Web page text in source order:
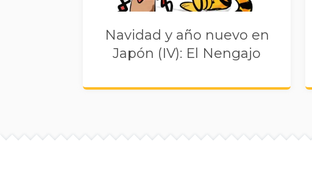
Navidad y año nuevo en
Japón (IV): El Nengajo